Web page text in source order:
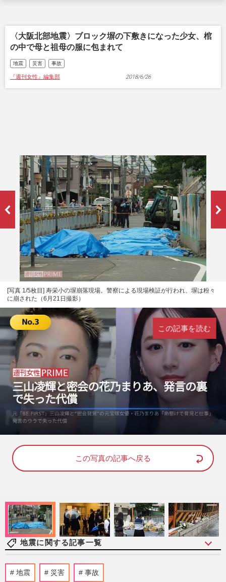
〈大阪北部地震〉ブロック塀の下敷きになった少女、棺
の中で母と祖母の服に包まれて
地震 災害 事故
『週刊女性』編集部 2018/6/26
[写真 1/5枚目] 寿栄小の塀崩落現場。警察による現場検証が行われ、塀は粉々
に崩された（6月21日撮影）
n
u
o
d
:
この記事を読む
この写真の記事へ戻る
地震に関する記事一覧
滝沢秀明氏「男手が必要」熊本地震の復興
支援を表明、中居正広もボランティア計画
地震 災害 事故